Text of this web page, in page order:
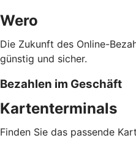
Wero
Die Zukunft des Online-
günstig und sicher.
Bezahlen im Geschäft
Kartenterminals
Finden Sie das passende